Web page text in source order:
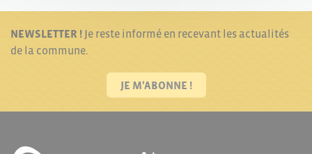
NEWSLETTER ! Je reste informé en recevant les actualités
de la commune.
JE M'ABONNE !